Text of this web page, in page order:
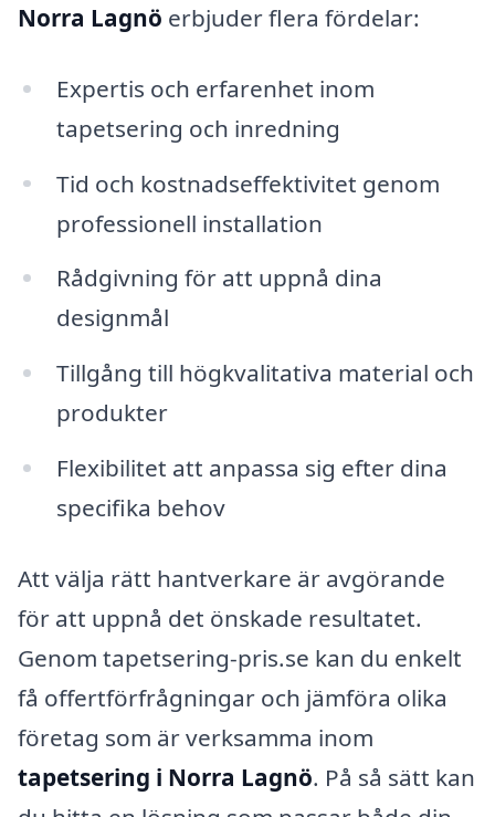
Norra Lagnö erbjuder flera fördelar:
Expertis och erfarenhet inom
tapetsering och inredning
Tid och kostnadseffektivitet genom
professionell installation
Rådgivning för att uppnå dina
designmål
Tillgång till högkvalitativa material och
produkter
Flexibilitet att anpassa sig efter dina
specifika behov
Att välja rätt hantverkare är avgörande
för att uppnå det önskade resultatet.
Genom tapetsering-pris.se kan du enkelt
få offertförfrågningar och jämföra olika
företag som är verksamma inom
tapetsering i Norra Lagnö. På så sätt kan